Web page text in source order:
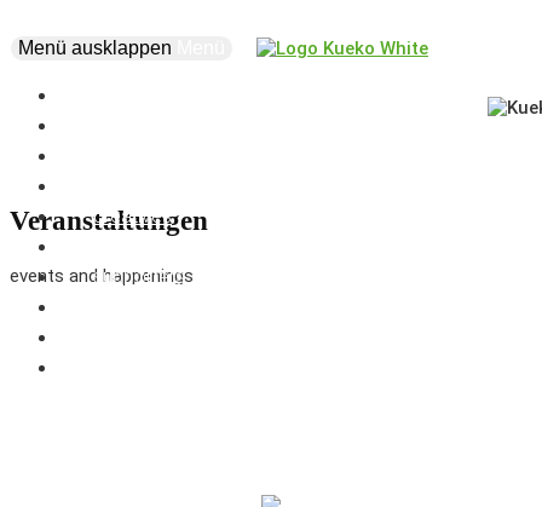
Menü ausklappen
creatives
supporters
Veranstaltungen
events and happenings